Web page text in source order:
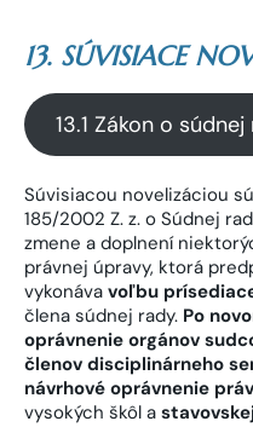
13. SÚVISIACE
13.1 Zákon o
Súvisiacou novelizáciou
185/2002 Z. z. o Súdnej
zmene a doplnení
právnej úpravy, ktorá
vykonáva voľbu
člena súdnej rady. Po
oprávnenie orgánov
členov disciplinárneho
návrhové oprávnenie
vysokých škôl a